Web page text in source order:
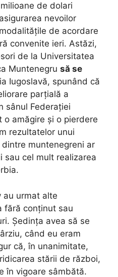
de dolari
nevoilor
de acordare
convenite ieri. Astăzi,
de la Universitatea
Muntenegru să se
Iugoslavă, spunând că
parțială a
sânul Federației
o amăgire și o pierdere
rezultatelor unui
muntenegreni ar
sau cel mult realizarea
au urmat alte
fără conținut sau
Ședința avea să se
când eu eram
că, în unanimitate,
ridicarea stării de război,
în vigoare sâmbătă.